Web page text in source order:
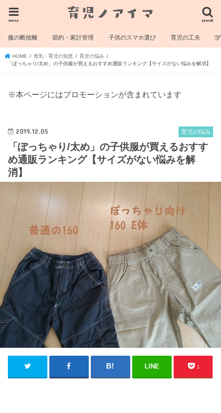
search
menu
服の断捨離 節約・家計管理 子供のスマホ選び 育児の工夫
HOME 母乳・育児の知恵
育児の悩み
「ぽっちゃり/太め」の子供服が買えるおすすめ通販ランキング【サイズがない悩みを解消】
※本ページにはプロモーションが含まれています
育児の悩み
2019.12.05
「ぽっちゃり/太め」の子供服が買えるおすす
め通販ランキング【サイズがない悩みを解
消】
LINE 1